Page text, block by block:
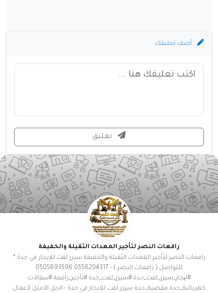
أضف تعليقك
تعليق
رافعات النصر لتأجير المعدات الثقيلة والخفيفة
رافعات النصر لتأجير المعدات الثقيلة والخفيفة سيزر لفت للإيجار في جدة *
للتواصل ( رافعات النصر ):- 0558204317 0505893596
#ایجار_سيزر_لفت_جدة #سيزر_لفت_جدة #تأجير_رافعة #سقالات
كهربائية_جدة مقصية_جدة سيزر لفت للإيجار في جدة - الحل الأمثل لأعمال